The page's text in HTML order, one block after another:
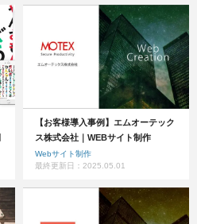
【お客様導入事例】エムオーテック
ス株式会社｜WEBサイト制作
Webサイト制作
最終更新日：2025.05.01